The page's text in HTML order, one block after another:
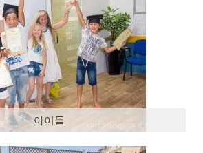
사진
인용
영상
아이들